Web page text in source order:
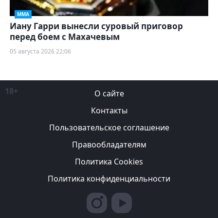
ММА
Иану Гарри вынесли суровый приговор
перед боем с Махачевым
05 августа 2026 22:06
18+
О сайте
Контакты
Пользовательское соглашение
Правообладателям
Политика Cookies
Политика конфиденциальности